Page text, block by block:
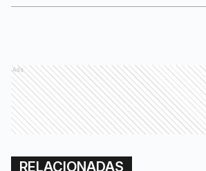
Ads
RELACIONADAS